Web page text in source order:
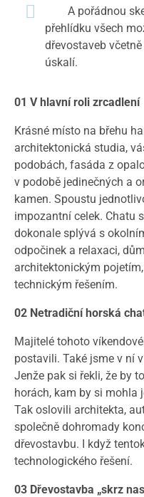
A pořádnou
přehlídku všech
dřevostaveb
úskalí.
01 V hlavní roli zrcadlení
Krásné místo na břehu
architektonická studia,
podobách, fasáda z
v podobě jedinečných a
kamen. Spoustu
impozantní celek. Chatu
dokonale splývá s
odpočinek a relaxaci,
architektonickým
technickým řešením.
02 Netradiční horská
Majitelé tohoto
postavili. Také jsme v ní
Jenže pak si řekli, že by
horách, kam by si mohla
Tak oslovili architekta,
společně dohromady
dřevostavbu. I když
technologického řešení.
03 Dřevostavba „skrz